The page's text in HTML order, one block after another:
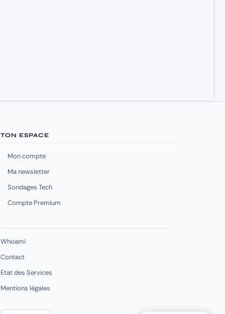
TON ESPACE
Mon compte
Ma newsletter
Sondages Tech
Compte Premium
Whoami
Contact
Etat des Services
Mentions légales